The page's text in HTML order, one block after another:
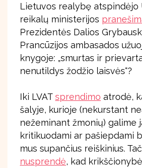
Lietuvos realybę atspindėjo
reikalų ministerijos
Prezidentės Dalios
Prancūzijos ambasados
knygoje: „smurtas ir
nenutildys žodžio laisvės“?
Iki LVAT sprendimo atrodė,
šalyje, kurioje (nekurstant
nežeminant žmonių) galime
kritikuodami ar pašiepdami
mus supančius reiškinius.
nusprendė, kad